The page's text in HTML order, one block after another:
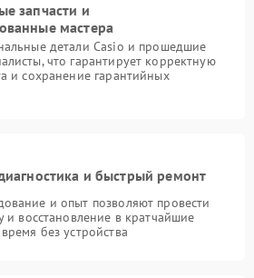
запчасти и
мастера
детали Casio и прошедшие
что гарантирует корректную
и сохранение гарантийных
и быстрый ремонт
и опыт позволяют провести
и восстановление в кратчайшие
без устройства